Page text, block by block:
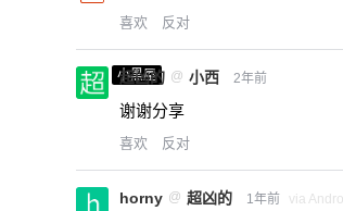
喜欢 反对
小黑屋
超凶的 @ 小西 2年前
谢谢分享
喜欢 反对
horny @ 超凶的 1年前 via